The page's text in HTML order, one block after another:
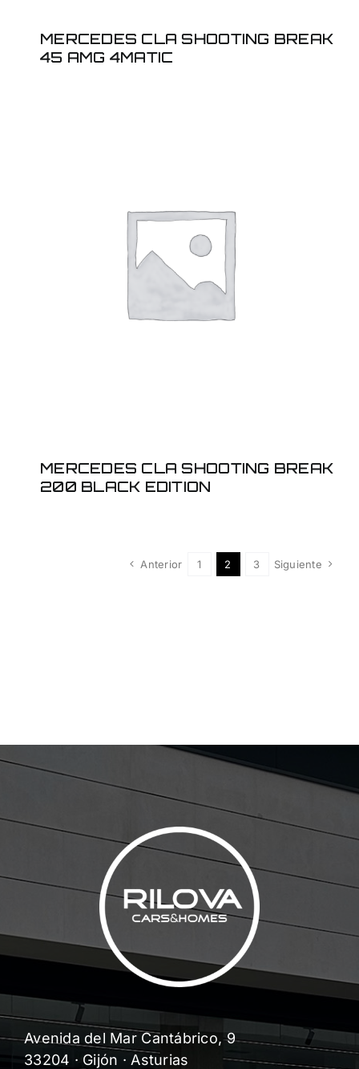
MERCEDES CLA SHOOTING BREAK
45 AMG 4MATIC
MERCEDES CLA
SHOOTING BREAK 200
BLACK EDITION
MERCEDES CLA SHOOTING BREAK
200 BLACK EDITION
Anterior 1 2 3 Siguiente
Avenida del Mar Cantábrico, 9
33204 · Gijón · Asturias